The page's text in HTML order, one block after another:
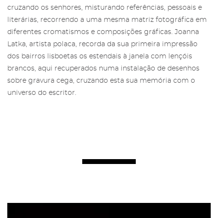
cruzando os senhores, misturando referências, pessoais e
literárias, recorrendo a uma mesma matriz fotográfica em
diferentes cromatismos e composições gráficas. Joanna
Latka, artista polaca, recorda da sua primeira impressão
dos bairros lisboetas os estendais à janela com lençóis
brancos, aqui recuperados numa instalação de desenhos
sobre gravura cega, cruzando esta sua memória com o
universo do escritor.